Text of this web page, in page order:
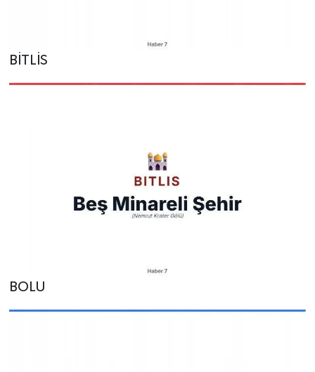
BİTLİS
BOLU